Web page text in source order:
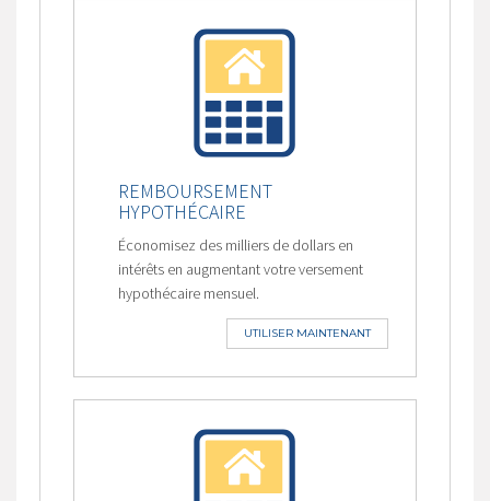
REMBOURSEMENT
HYPOTHÉCAIRE
Économisez des milliers de dollars en
intérêts en augmentant votre versement
hypothécaire mensuel.
UTILISER MAINTENANT